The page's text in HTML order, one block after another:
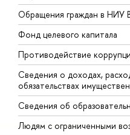
Обращения граждан в НИУ
Фонд целевого капитала
Противодействие
Сведения о доходах,
обязательствах
Сведения об
Людям с ограниченными